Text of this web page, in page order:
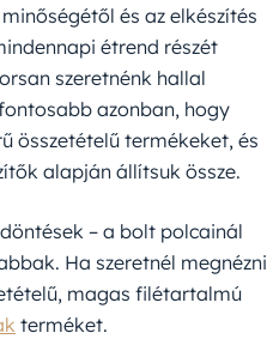
és az elkészítés
étrend részét
szeretnénk hallal
azonban, hogy
összetételű termékeket, és
alapján állítsuk össze.
– a bolt polcainál
Ha szeretnél megnézni
magas filétartalmú
terméket.